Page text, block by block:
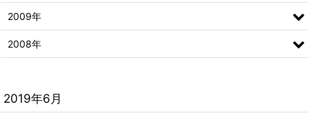
2019年6月
2009年
2008年